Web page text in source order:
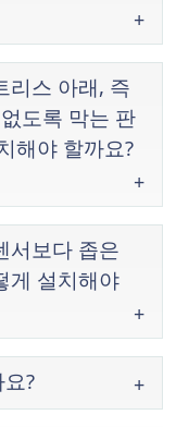
리스 아래, 즉
도록 막는 판
해야 할까요?
서보다 좁은
게 설치해야
?